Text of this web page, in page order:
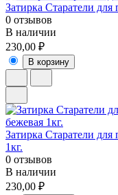
Затирка Старатели
0 отзывов
В наличии
230,00 ₽
В корзину
Затирка Старатели
1кг.
0 отзывов
В наличии
230,00 ₽